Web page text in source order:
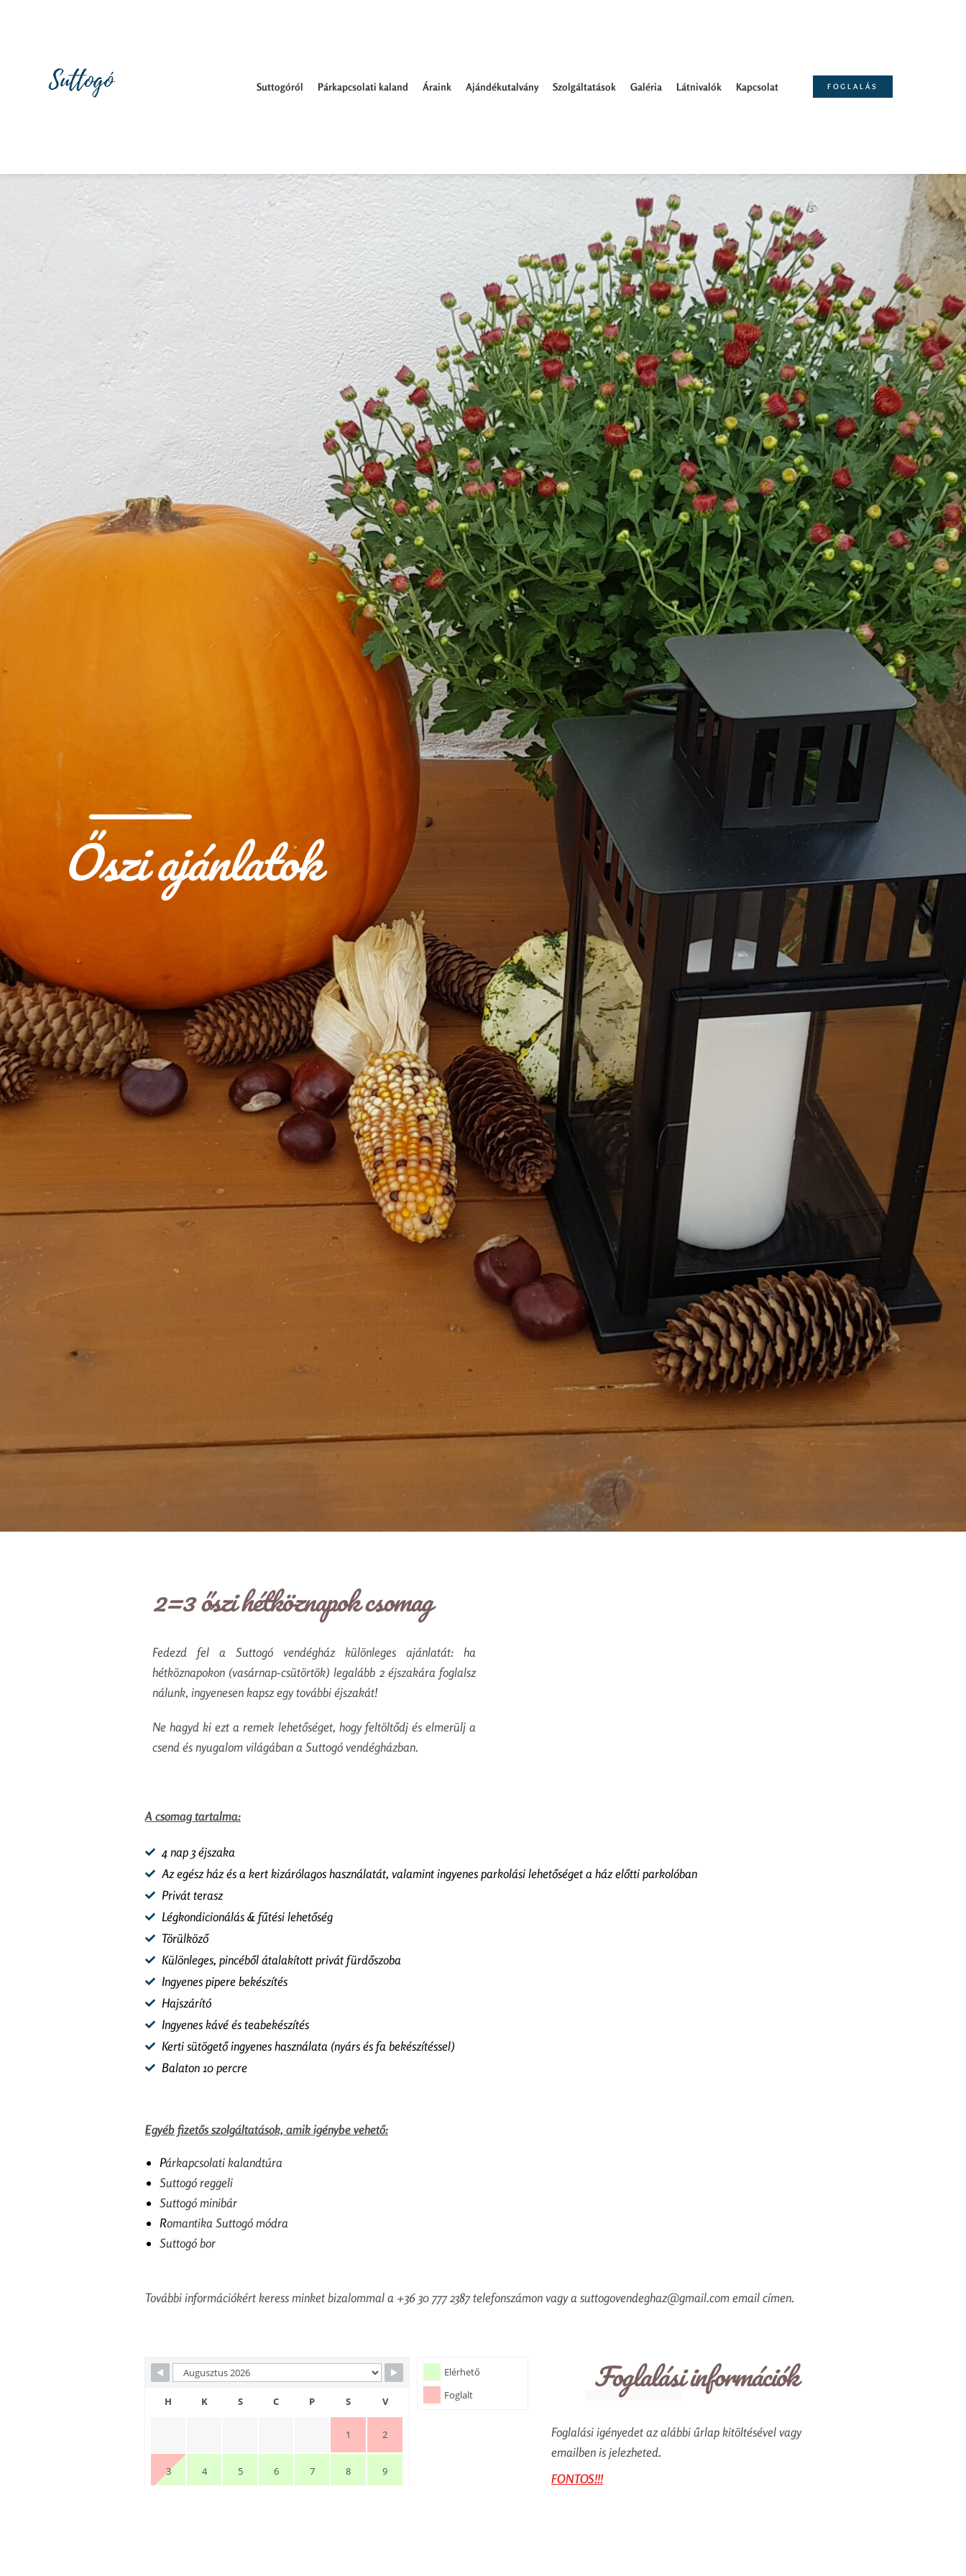
Suttogóról Párkapcsolati kaland Áraink Ajándékutalvány Szolgáltatások Galéria Látnivalók Kapcsolat FOGLALÁS
Őszi ajánlatok
2=3 őszi hétköznapok csomag
Fedezd fel a Suttogó vendégház különleges ajánlatát: ha
hétköznapokon (vasárnap-csütörtök) legalább 2 éjszakára foglalsz
nálunk, ingyenesen kapsz egy további éjszakát!
Ne hagyd ki ezt a remek lehetőséget, hogy feltöltődj és elmerülj a
csend és nyugalom világában a Suttogó vendégházban.
A csomag tartalma:
4 nap 3 éjszaka
Az egész ház és a kert kizárólagos használatát, valamint ingyenes parkolási lehetőséget a ház előtti parkolóban
Privát terasz
Légkondicionálás & fűtési lehetőség
Törülköző
Különleges, pincéből átalakított privát fürdőszoba
Ingyenes pipere bekészítés
Hajszárító
Ingyenes kávé és teabekészítés
Kerti sütögető ingyenes használata (nyárs és fa bekészítéssel)
Balaton 10 percre
Egyéb fizetős szolgáltatások, amik igénybe vehető:
Párkapcsolati kalandtúra
Suttogó reggeli
Suttogó minibár
Romantika Suttogó módra
Suttogó bor
További információkért keress minket bizalommal a +36 30 777 2387 telefonszámon vagy a suttogovendeghaz@gmail.com email címen.
Skip Booking Form
Elérhető
Foglalt
H K S C P S V
1 2
3 4 5 6 7 8 9
Foglalási információk
Foglalási igényedet az alábbi űrlap kitöltésével vagy
emailben is jelezheted.
FONTOS!!!